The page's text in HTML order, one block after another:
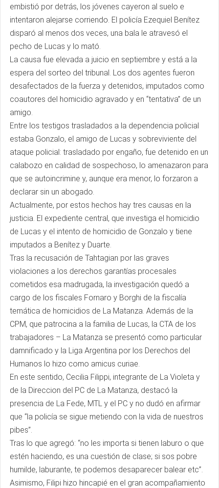
embistió por detrás, los jóvenes cayeron al suelo e
intentaron alejarse corriendo. El policía Ezequiel Benítez
disparó al menos dos veces, una bala le atravesó el
pecho de Lucas y lo mató.
La causa fue elevada a juicio en septiembre y está a la
espera del sorteo del tribunal. Los dos agentes fueron
desafectados de la fuerza y detenidos, imputados como
coautores del homicidio agravado y en “tentativa” de un
amigo.
Entre los testigos trasladados a la dependencia policial
estaba Gonzalo, el amigo de Lucas y sobreviviente del
ataque policial: trasladado por engaño, fue detenido en un
calabozo en calidad de sospechoso, lo amenazaron para
que se autoincrimine y, aunque era menor, lo forzaron a
declarar sin un abogado.
Actualmente, por estos hechos hay tres causas en la
justicia. El expediente central, que investiga el homicidio
de Lucas y el intento de homicidio de Gonzalo y tiene
imputados a Benítez y Duarte.
Tras la recusación de Tahtagian por las graves
violaciones a los derechos garantías procesales
cometidos esa madrugada, la investigación quedó a
cargo de los fiscales Fornaro y Borghi de la fiscalía
temática de homicidios de La Matanza. Además de la
CPM, que patrocina a la familia de Lucas, la CTA de los
trabajadores – La Matanza se presentó como particular
damnificado y la Liga Argentina por los Derechos del
Humanos lo hizo como amicus curiae.
En este sentido, Cecilia Filippi, integrante de La Violeta y
de la Direccion del PC de La Matanza, destacó la
presencia de La Fede, MTL y el PC y no dudó en afirmar
que “la policía se sigue metiendo con la vida de nuestros
pibes”.
Tras lo que agregó: “no les importa si tienen laburo o que
estén haciendo, es una cuestión de clase; si sos pobre
humilde, laburante, te podemos desaparecer balear etc”.
Asimismo, Filipi hizo hincapié en el gran acompañamiento